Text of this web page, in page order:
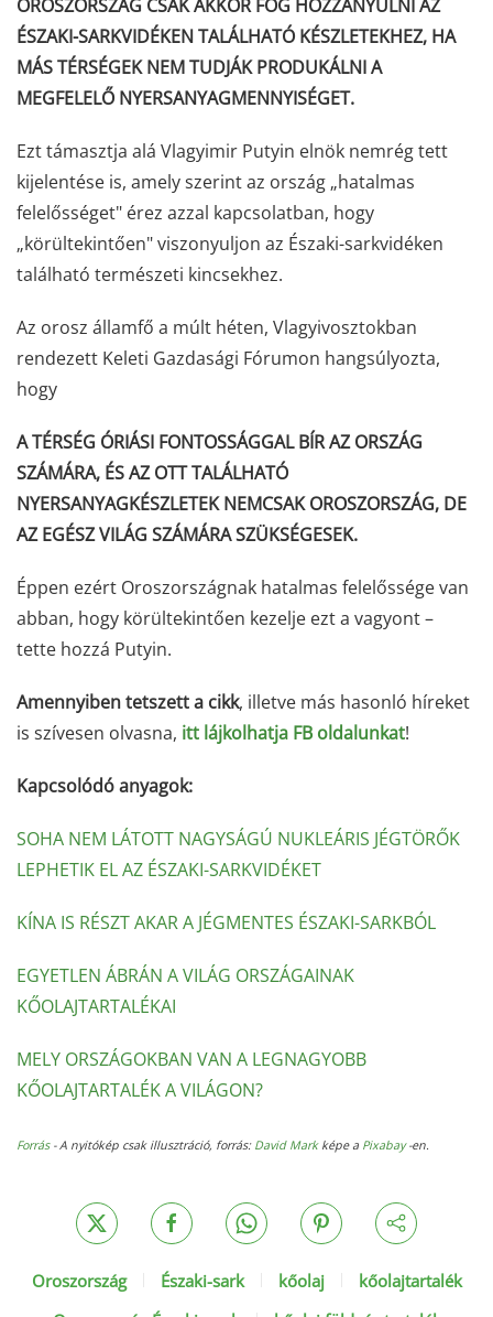
OROSZORSZÁG CSAK AKKOR FOG HOZZÁNYÚLNI AZ
ÉSZAKI-SARKVIDÉKEN TALÁLHATÓ KÉSZLETEKHEZ, HA
MÁS TÉRSÉGEK NEM TUDJÁK PRODUKÁLNI A
MEGFELELŐ NYERSANYAGMENNYISÉGET.
Ezt támasztja alá Vlagyimir Putyin elnök nemrég tett
kijelentése is, amely szerint az ország „hatalmas
felelősséget" érez azzal kapcsolatban, hogy
„körültekintően" viszonyuljon az Északi-sarkvidéken
található természeti kincsekhez.
Az orosz államfő a múlt héten, Vlagyivosztokban
rendezett Keleti Gazdasági Fórumon hangsúlyozta,
hogy
A TÉRSÉG ÓRIÁSI FONTOSSÁGGAL BÍR AZ ORSZÁG
SZÁMÁRA, ÉS AZ OTT TALÁLHATÓ
NYERSANYAGKÉSZLETEK NEMCSAK OROSZORSZÁG, DE
AZ EGÉSZ VILÁG SZÁMÁRA SZÜKSÉGESEK.
Éppen ezért Oroszországnak hatalmas felelőssége van
abban, hogy körültekintően kezelje ezt a vagyont –
tette hozzá Putyin.
Amennyiben tetszett a cikk, illetve más hasonló híreket
is szívesen olvasna, itt lájkolhatja FB oldalunkat!
Kapcsolódó anyagok:
SOHA NEM LÁTOTT NAGYSÁGÚ NUKLEÁRIS JÉGTÖRŐK
LEPHETIK EL AZ ÉSZAKI-SARKVIDÉKET
KÍNA IS RÉSZT AKAR A JÉGMENTES ÉSZAKI-SARKBÓL
EGYETLEN ÁBRÁN A VILÁG ORSZÁGAINAK
KŐOLAJTARTALÉKAI
MELY ORSZÁGOKBAN VAN A LEGNAGYOBB
KŐOLAJTARTALÉK A VILÁGON?
Forrás- A nyitókép csak illusztráció, forrás: David Markképe a Pixabay-en.
Oroszország Északi-sark kőolaj
kőolajtartalék